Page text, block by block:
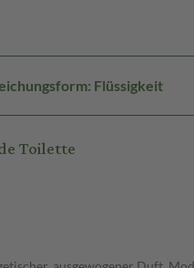
Flüssigkeit
Toilette